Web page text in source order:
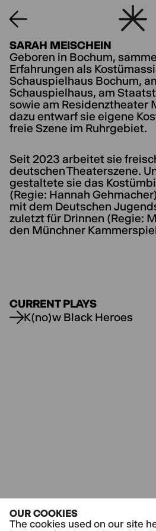
OUR COOKIES
The cookies used on our site
SARAH MEISCHEIN
Geboren in Bochum,
Erfahrungen als
Schauspielhaus Bochum,
Schauspielhaus, am
sowie am Residenztheater
dazu entwarf sie eigene
freie Szene im Ruhrgebiet.
Seit 2023 arbeitet sie
deutschen Theaterszene.
gestaltete sie das
(Regie: Hannah
mit dem Deutschen
zuletzt für Drinnen (Regie:
den Münchner
CURRENT PLAYS
K(no)w Black Heroes